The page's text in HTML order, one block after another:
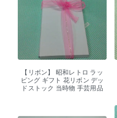
【リボン】 昭和レトロ ラッ
ピング ギフト 花リボン デッ
ドストック 当時物 手芸用品